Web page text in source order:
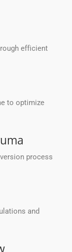
efficient
to optimize
process
and